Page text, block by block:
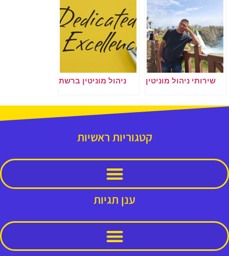
שירותי ניהול מוניטין ניהול מוניטין ברשת
קטגוריות ראשיות
ענן תגיות